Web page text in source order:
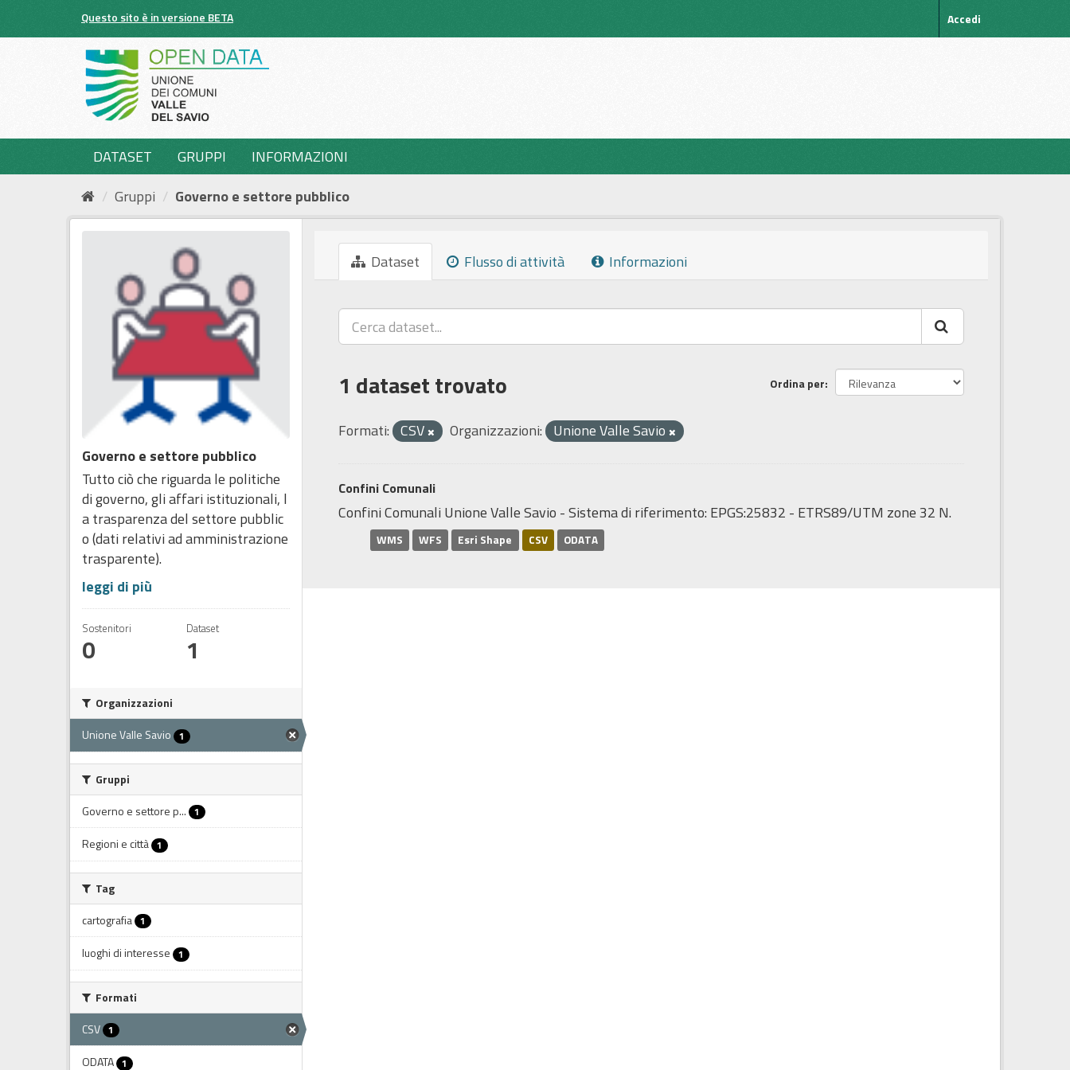
Questo sito è in versione BETA Accedi
DATASET GRUPPI
INFORMAZIONI
Gruppi
Governo e settore pubblico
Governo e settore pubblico
Tutto ciò che riguarda le politiche
di governo, gli affari istituzionali, l
a trasparenza del settore pubblic
o (dati relativi ad amministrazione
trasparente).
leggi di più
Sostenitori
0
Dataset
1
Organizzazioni
Unione Valle Savio 1
Gruppi
Governo e settore p... 1
Regioni e città 1
Tag
cartografia 1
luoghi di interesse 1
Formati
CSV 1
ODATA 1
Dataset Flusso di attività Informazioni
Ordina per
1 dataset trovato
Formati: CSV Organizzazioni: Unione Valle Savio
Confini Comunali
Confini Comunali Unione Valle Savio - Sistema di riferimento: EPGS:25832 - ETRS89/UTM zone 32 N.
WMS WFS Esri Shape CSV ODATA